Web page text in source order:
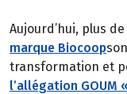
Aujourd’hui, plus
marque Biocoop
transformation et
l’allégation GOUM